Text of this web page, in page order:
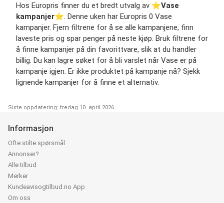
Hos Europris finner du et bredt utvalg av ⭐️Vase
kampanjer⭐️. Denne uken har Europris 0 Vase
kampanjer. Fjern filtrene for å se alle kampanjene, finn
laveste pris og spar penger på neste kjøp. Bruk filtrene for
å finne kampanjer på din favorittvare, slik at du handler
billig. Du kan lagre søket for å bli varslet når Vase er på
kampanje igjen. Er ikke produktet på kampanje nå? Sjekk
lignende kampanjer for å finne et alternativ.
Siste oppdatering: fredag 10. april 2026
Informasjon
Ofte stilte spørsmål
Annonser?
Alle tilbud
Merker
Kundeavisogtilbud.no App
Om oss